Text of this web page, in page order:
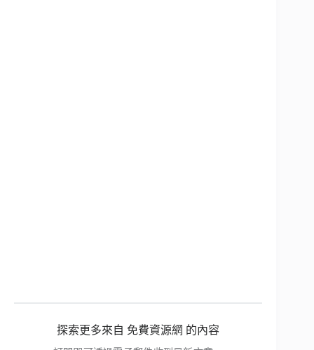
探索更多來自 免費資源網 的內容